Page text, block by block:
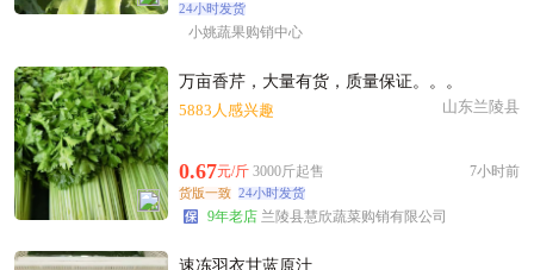
附近秦**老板19小时前看了商品
附近阳**老板37分钟前成功采购
附近潘**老板32分钟前成功采购
附近徐**老板3小时前成功采购
附近程**老板38分钟前看了商品
盐城市吕**老板41分钟前询价供应商
24小时发货
小姚蔬果购销中心
万亩香芹，大量有货，质量保证。。。
5883人感兴趣
山东兰陵县
0.67元/斤 3000斤起售 7小时前
货版一致 24小时发货
9年老店 兰陵县慧欣蔬菜购销有限公司
速冻羽衣甘蓝原汁